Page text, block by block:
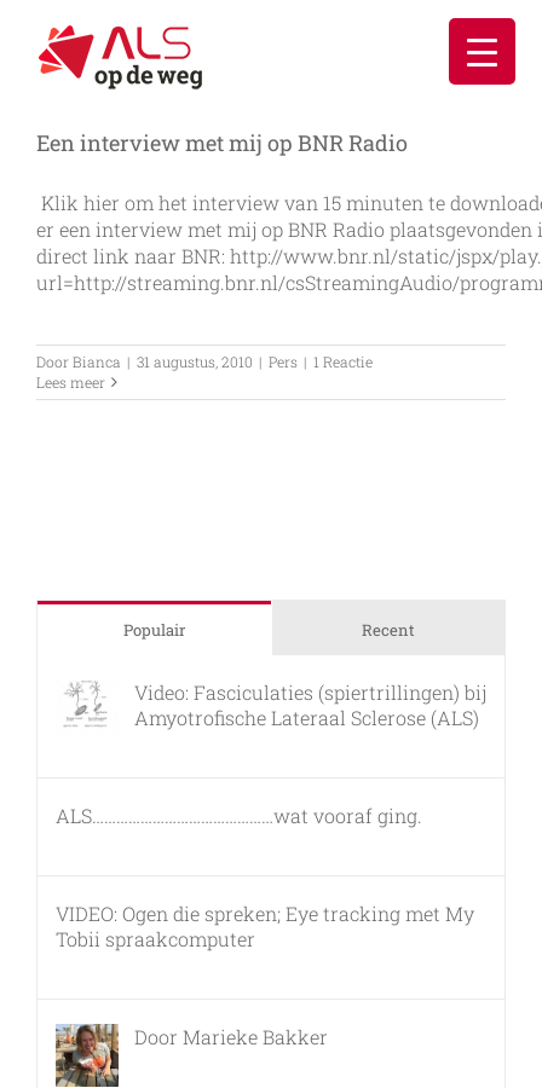
inhoud
Een interview met mij op BNR Radio
Klik hier om het interview van 15 minuten te
er een interview met mij op BNR Radio
direct link naar BNR: http://www.bnr.nl/static/jspx/
url=http://streaming.bnr.nl/csStreamingAudio/
DoorBianca | 31 augustus, 2010 | Pers | 1 Reactie
Lees meer
Populair Recent
Video: Fasciculaties (spiertrillingen) bij
Amyotrofische Lateraal Sclerose (ALS)
ALS………………………………………wat vooraf ging.
VIDEO: Ogen die spreken; Eye tracking met My
Tobii spraakcomputer
Door Marieke Bakker